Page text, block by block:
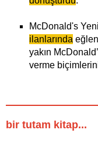
McDonald's
ilanlarında
yakın
verme
bir tutam kitap...